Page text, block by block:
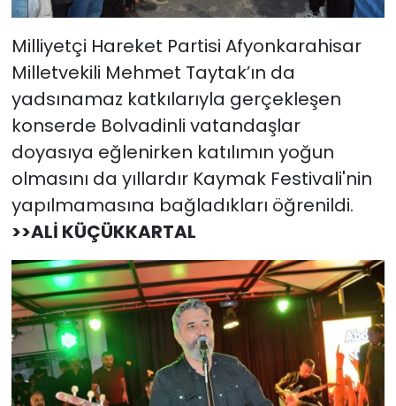
Milliyetçi Hareket Partisi Afyonkarahisar
Milletvekili Mehmet Taytak’ın da
yadsınamaz katkılarıyla gerçekleşen
konserde Bolvadinli vatandaşlar
doyasıya eğlenirken katılımın yoğun
olmasını da yıllardır Kaymak Festivali'nin
yapılmamasına bağladıkları öğrenildi.
>>ALİ KÜÇÜKKARTAL